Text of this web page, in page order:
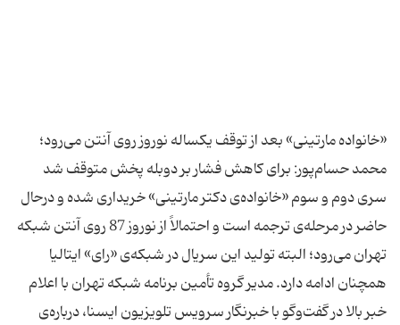
«خانواده مارتینی» بعد از توقف یكساله نوروز روی آنتن می‌رود؛
محمد حسام‌پور: برای كاهش فشار بر دوبله پخش متوقف شد
سری دوم و سوم «خانواده‌ی دكتر مارتینی» خریداری شده و درحال
حاضر در مرحله‌ی ترجمه است و احتمالاً از نوروز 87 روی آنتن شبكه
تهران می‌رود؛ البته تولید این سریال در شبكه‌ی «رای» ایتالیا
همچنان ادامه دارد. مدیر گروه تأمین برنامه شبكه تهران با اعلام
خبر بالا در گفت‌وگو با خبرنگار سرویس تلویزیون ایسنا، دربار‌ه‌ی